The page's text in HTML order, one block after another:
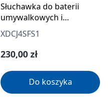
Słuchawka do baterii
umywalkowych i
bidetowych - bidetta
XDCJ4SFS1
Cena regularna:
230,00 zł
Do koszyka